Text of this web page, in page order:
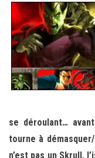
se déroulant…
tourne à
n’est pas un Skrull,